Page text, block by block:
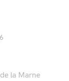
la Marne